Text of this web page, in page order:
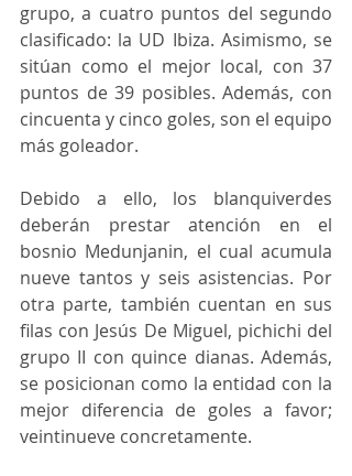
grupo, a cuatro puntos del segundo
clasificado: la UD Ibiza. Asimismo, se
sitúan como el mejor local, con 37
puntos de 39 posibles. Además, con
cincuenta y cinco goles, son el equipo
más goleador.
Debido a ello, los blanquiverdes
deberán prestar atención en el
bosnio Medunjanin, el cual acumula
nueve tantos y seis asistencias. Por
otra parte, también cuentan en sus
filas con Jesús De Miguel, pichichi del
grupo II con quince dianas. Además,
se posicionan como la entidad con la
mejor diferencia de goles a favor;
veintinueve concretamente.